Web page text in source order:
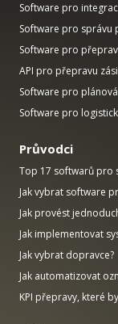
Software pro
Software pro správu
Software pro
API pro přepravu
Software pro
Software pro
Průvodci
Top 17 softwarů pro
Jak vybrat software
Jak provést
Jak implementovat
Jak vybrat dopravce?
Jak automatizovat
KPI přepravy, které